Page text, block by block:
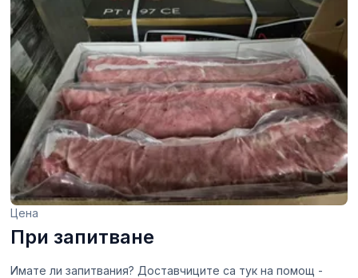
Цена
При запитване
Имате ли запитвания? Доставчиците са тук на помощ -